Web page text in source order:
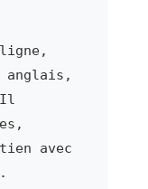
anglais,
Il
avec